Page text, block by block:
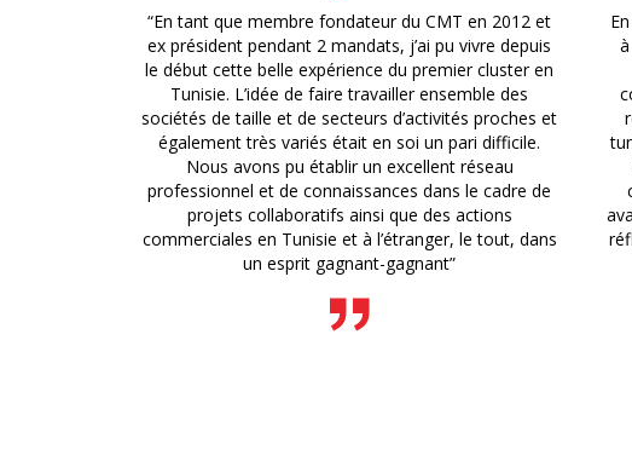
“En tant que membre fondateur du CMT en 2012 et
ex président pendant 2 mandats, j’ai pu vivre depuis
le début cette belle expérience du premier cluster en
Tunisie. L’idée de faire travailler ensemble des
sociétés de taille et de secteurs d’activités proches et
également très variés était en soi un pari difficile.
Nous avons pu établir un excellent réseau
professionnel et de connaissances dans le cadre de
projets collaboratifs ainsi que des actions
commerciales en Tunisie et à l’étranger, le tout, dans
un esprit gagnant-gagnant”